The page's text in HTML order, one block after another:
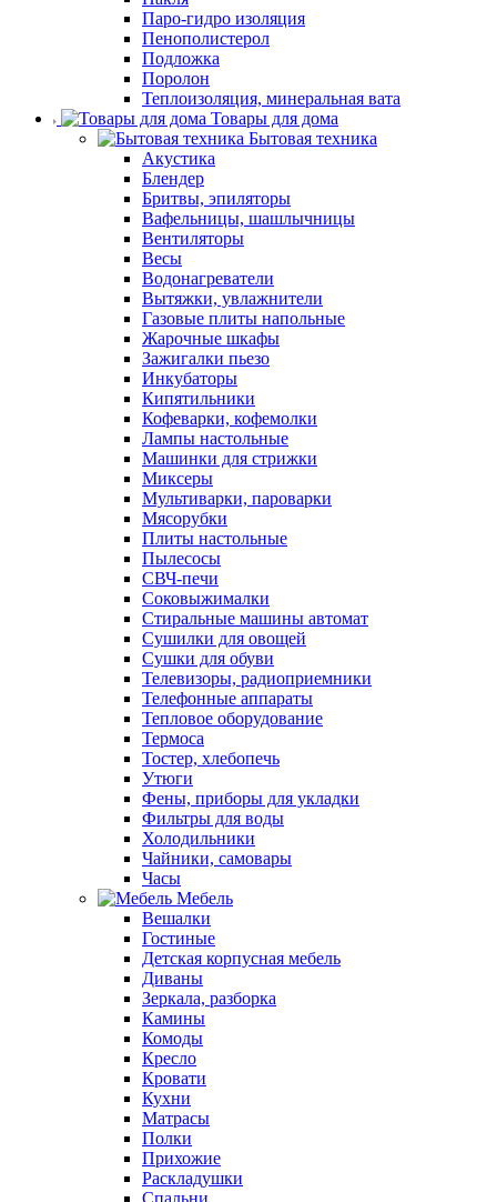
Паро-гидро изоляция
Пенополистерол
Подложка
Поролон
Теплоизоляция, минеральная вата
Товары для дома
Бытовая техника
Акустика
Блендер
Бритвы, эпиляторы
Вафельницы, шашлычницы
Вентиляторы
Весы
Водонагреватели
Вытяжки, увлажнители
Газовые плиты напольные
Жарочные шкафы
Зажигалки пьезо
Инкубаторы
Кипятильники
Кофеварки, кофемолки
Лампы настольные
Машинки для стрижки
Миксеры
Мультиварки, пароварки
Мясорубки
Плиты настольные
Пылесосы
СВЧ-печи
Соковыжималки
Стиральные машины автомат
Сушилки для овощей
Сушки для обуви
Телевизоры, радиоприемники
Телефонные аппараты
Тепловое оборудование
Термоса
Тостер, хлебопечь
Утюги
Фены, приборы для укладки
Фильтры для воды
Холодильники
Чайники, самовары
Часы
Мебель
Вешалки
Гостиные
Детская корпусная мебель
Диваны
Зеркала, разборка
Камины
Комоды
Кресло
Кровати
Кухни
Матрасы
Полки
Прихожие
Раскладушки
Спальни